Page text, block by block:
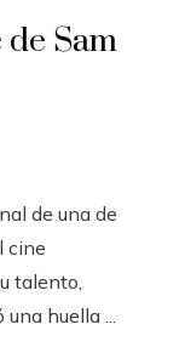
Sam
de una de
cine
talento,
huella ...